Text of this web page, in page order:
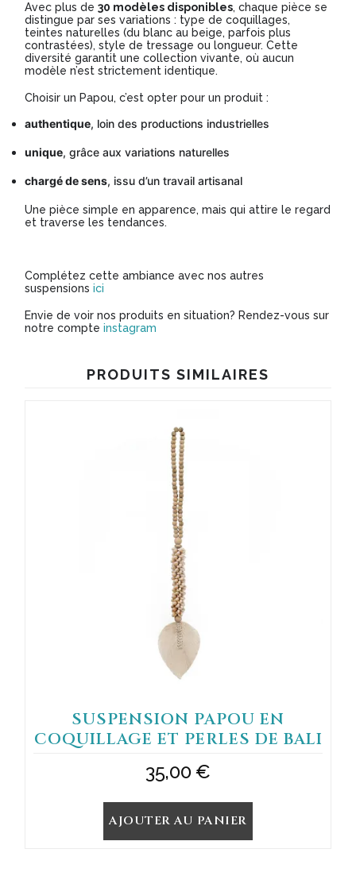
Avec plus de30 modèles disponibles, chaque pièce se
distingue par ses variations : type de coquillages,
teintes naturelles (du blanc au beige, parfois plus
contrastées), style de tressage ou longueur. Cette
diversité garantit une collection vivante, où aucun
modèle n’est strictement identique.
Choisir un Papou, c’est opter pour un produit :
authentique, loin des productions industrielles
unique, grâce aux variations naturelles
chargé de sens, issu d’un travail artisanal
Une pièce simple en apparence, mais qui attire le regard
et traverse les tendances.
Complétez cette ambiance avec nos autres
suspensionsici
Envie de voir nos produits en situation? Rendez-vous sur
notre compteinstagram
PRODUITS SIMILAIRES
SUSPENSION PAPOU EN
COQUILLAGE ET PERLES DE BALI
35,00€
AJOUTER AU PANIER